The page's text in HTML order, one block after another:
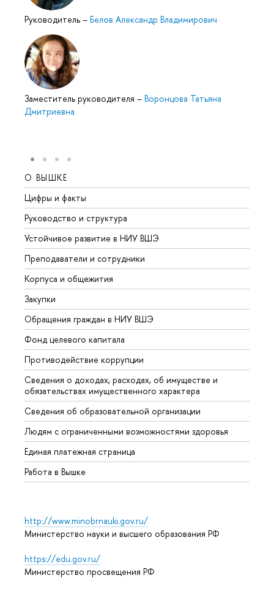
Руководитель – Белов Александр Владимирович
Заместитель руководителя – Воронцова Татьяна
Дмитриевна
О ВЫШКЕ
Цифры и факты
Руководство и структура
Устойчивое развитие в НИУ ВШЭ
Преподаватели и сотрудники
Корпуса и общежития
Закупки
Обращения граждан в НИУ ВШЭ
Фонд целевого капитала
Противодействие коррупции
Сведения о доходах, расходах, об имуществе и
обязательствах имущественного характера
Сведения об образовательной организации
Людям с ограниченными возможностями здоровья
Единая платежная страница
Работа в Вышке
http://www.minobrnauki.gov.ru/
Министерство науки и высшего образования РФ
https://edu.gov.ru/
Министерство просвещения РФ